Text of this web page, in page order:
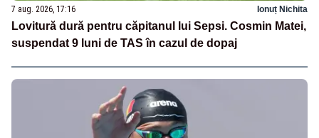
7 aug. 2026, 17:16 Ionuț Nichita
Lovitură dură pentru căpitanul lui Sepsi. Cosmin Matei,
suspendat 9 luni de TAS în cazul de dopaj